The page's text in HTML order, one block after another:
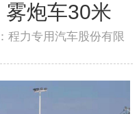
雾炮车30米
程力专用汽车股份有限